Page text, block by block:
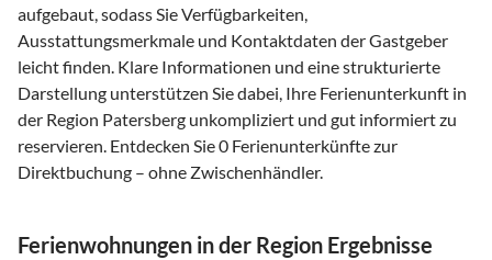
aufgebaut, sodass Sie Verfügbarkeiten,
Ausstattungsmerkmale und Kontaktdaten der Gastgeber
leicht finden. Klare Informationen und eine strukturierte
Darstellung unterstützen Sie dabei, Ihre Ferienunterkunft in
der Region Patersberg unkompliziert und gut informiert zu
reservieren. Entdecken Sie 0 Ferienunterkünfte zur
Direktbuchung – ohne Zwischenhändler.
Ferienwohnungen in der Region Ergebnisse